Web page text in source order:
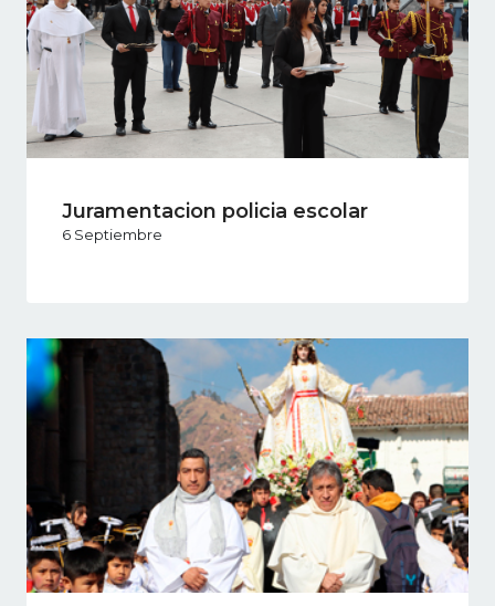
Juramentacion policia escolar
6 Septiembre